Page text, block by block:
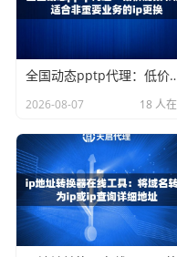
P的可用性。一些付费的
的代理IP进行检测并更
则需要自行编写一些代
性检测 # ... return
综上所述，选择具有长
其稳定性，其次可以考虑
合，同时还需要定期检测
全国动态pptp代理：低价混
2026-08-07 18 人